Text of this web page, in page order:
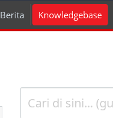
Berita Knowledgebase